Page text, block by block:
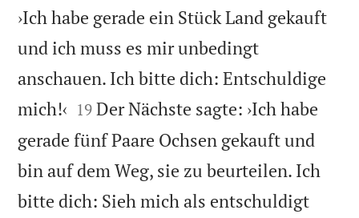
›Ich habe gerade ein Stück Land gekauft
und ich muss es mir unbedingt
anschauen. Ich bitte dich: Entschuldige
mich!‹ 

19 Der Nächste sagte: ›Ich habe
gerade fünf Paare Ochsen gekauft und
bin auf dem Weg, sie zu beurteilen. Ich
bitte dich: Sieh mich als entschuldigt